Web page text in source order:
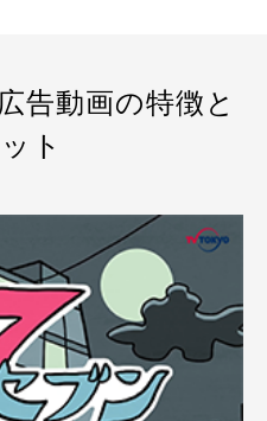
告動画の特徴と
ト